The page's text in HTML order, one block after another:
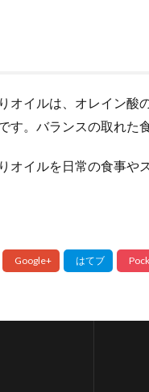
オイルは、オレイン酸
す。バランスの取れた
オイルを日常の食事や